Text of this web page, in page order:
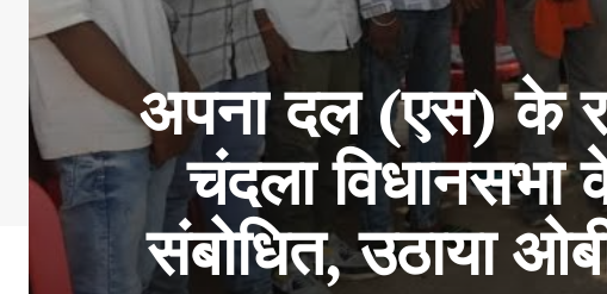
अपना दल (एस) के
चंदला विधानसभा
संबोधित, उठाया